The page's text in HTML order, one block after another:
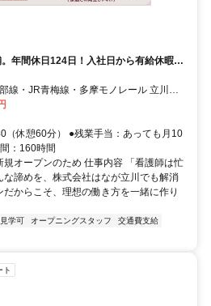
年間休日124日！入社日から有給休暇＆
線・JR青梅線・多摩モノレール 立川駅
ＪＲ青梅線「立川駅」 ・ＪＲ南武線
（休憩60分） ●残業手当：あっても月10
：160時間
オープンのため 仕事内容 「看護師は忙
諦めを、株式会社はなが立川でも解消
からこそ、理想の働き方を一緒に作り
学可 オープニングスタッフ
交通費支給
ト